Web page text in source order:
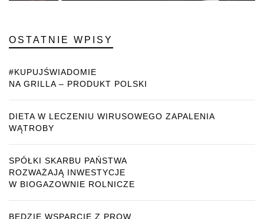
OSTATNIE WPISY
#KUPUJŚWIADOMIE
NA GRILLA – PRODUKT POLSKI
DIETA W LECZENIU WIRUSOWEGO ZAPALENIA
WĄTROBY
SPÓŁKI SKARBU PAŃSTWA
ROZWAŻAJĄ INWESTYCJE
W BIOGAZOWNIE ROLNICZE
BĘDZIE WSPARCIE Z PROW